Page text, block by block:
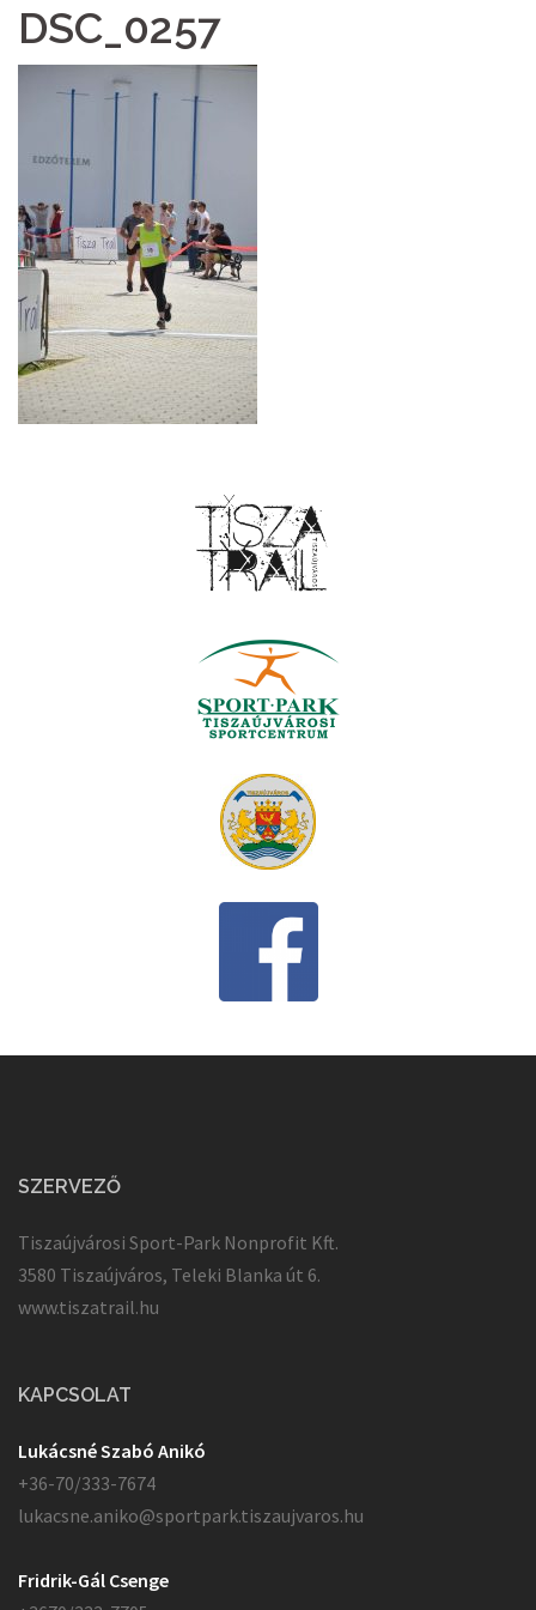
DSC_0257
SZERVEZŐ
Tiszaújvárosi Sport-Park Nonprofit Kft.
3580 Tiszaújváros, Teleki Blanka út 6.
www.tiszatrail.hu
KAPCSOLAT
Lukácsné Szabó Anikó
+36-70/333-7674
lukacsne.aniko@sportpark.tiszaujvaros.hu
Fridrik-Gál Csenge